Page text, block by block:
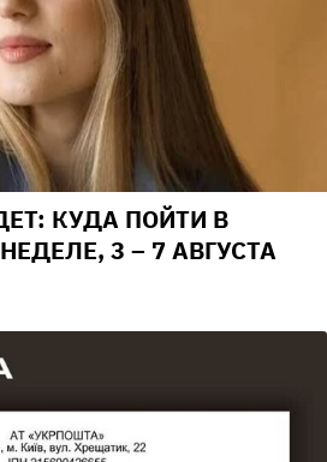
КУДА ПОЙТИ В
3 – 7 АВГУСТА